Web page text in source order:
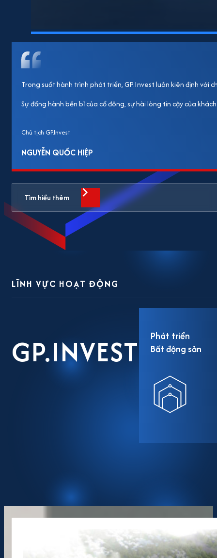
Trong suốt hành trình phát triển, GP.Invest luôn kiên định với
Sự đồng hành bền bỉ của cổ đông, sự hài lòng tin cậy của
Chủ tịch GP.Invest
NGUYỄN QUỐC HIỆP
Tìm hiểu thêm
LĨNH VỰC HOẠT ĐỘNG
GP.INVEST
Phát triển
Bất động sản